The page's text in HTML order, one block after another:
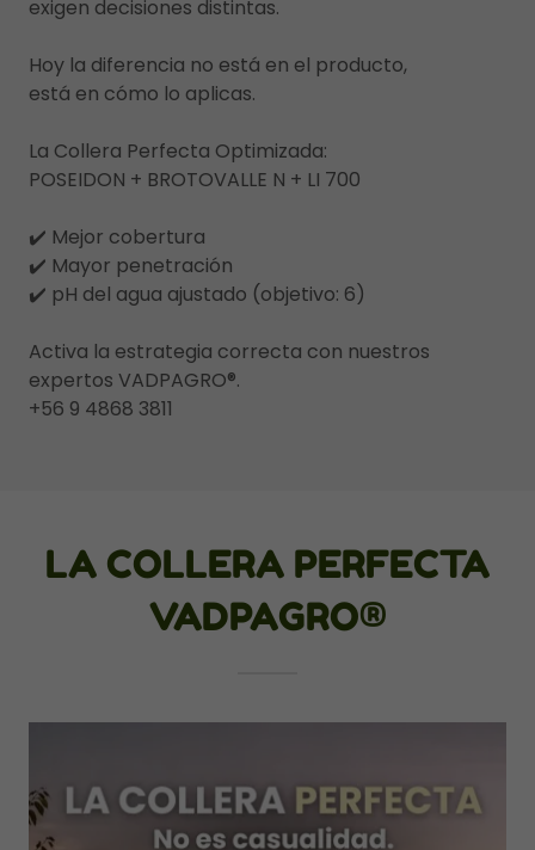
exigen decisiones distintas.
Hoy la diferencia no está en el producto,
está en cómo lo aplicas.
La Collera Perfecta Optimizada:
POSEIDON + BROTOVALLE N + LI 700
✔️ Mejor cobertura
✔️ Mayor penetración
✔️ pH del agua ajustado (objetivo: 6)
Activa la estrategia correcta con nuestros
expertos VADPAGRO®.
+56 9 4868 3811
LA COLLERA PERFECTA
VADPAGRO®